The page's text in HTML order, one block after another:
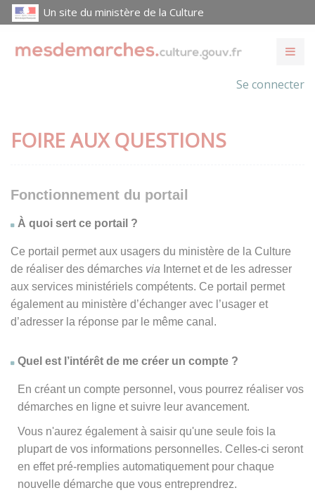
Un site du ministère de la Culture
Se connecter
FOIRE AUX QUESTIONS
Fonctionnement du portail
À quoi sert ce portail ?
Ce portail permet aux usagers du ministère de la Culture
de réaliser des démarches via Internet et de les adresser
aux services ministériels compétents. Ce portail permet
également au ministère d’échanger avec l’usager et
d’adresser la réponse par le même canal.
Quel est l’intérêt de me créer un compte ?
En créant un compte personnel, vous pourrez réaliser vos
démarches en ligne et suivre leur avancement.
Vous n'aurez également à saisir qu'une seule fois la
plupart de vos informations personnelles. Celles-ci seront
en effet pré-remplies automatiquement pour chaque
nouvelle démarche que vous entreprendrez.